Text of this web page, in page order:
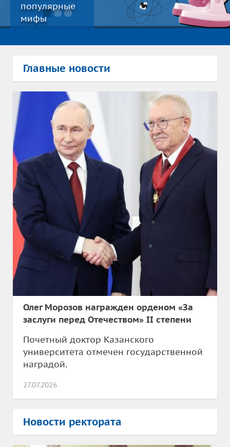
популярные
мифы
Главные новости
Олег Морозов награжден орденом «За
заслуги перед Отечеством» II степени
Почетный доктор Казанского
университета отмечен государственной
наградой.
27.07.2026
Новости ректората